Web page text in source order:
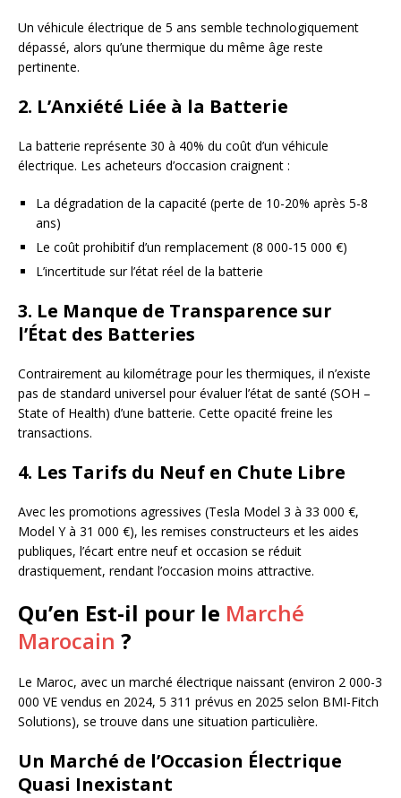
Un véhicule électrique de 5 ans semble technologiquement
dépassé, alors qu’une thermique du même âge reste
pertinente.
2. L’Anxiété Liée à la Batterie
La batterie représente 30 à 40% du coût d’un véhicule
électrique. Les acheteurs d’occasion craignent :
La dégradation de la capacité (perte de 10-20% après 5-8
ans)
Le coût prohibitif d’un remplacement (8 000-15 000 €)
L’incertitude sur l’état réel de la batterie
3. Le Manque de Transparence sur
l’État des Batteries
Contrairement au kilométrage pour les thermiques, il n’existe
pas de standard universel pour évaluer l’état de santé (SOH –
State of Health) d’une batterie. Cette opacité freine les
transactions.
4. Les Tarifs du Neuf en Chute Libre
Avec les promotions agressives (Tesla Model 3 à 33 000 €,
Model Y à 31 000 €), les remises constructeurs et les aides
publiques, l’écart entre neuf et occasion se réduit
drastiquement, rendant l’occasion moins attractive.
Qu’en Est-il pour le Marché
Marocain ?
Le Maroc, avec un marché électrique naissant (environ 2 000-3
000 VE vendus en 2024, 5 311 prévus en 2025 selon BMI-Fitch
Solutions), se trouve dans une situation particulière.
Un Marché de l’Occasion Électrique
Quasi Inexistant